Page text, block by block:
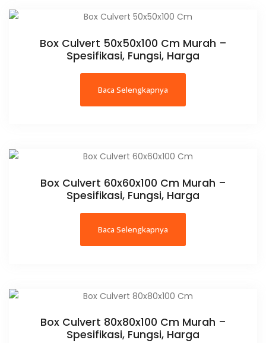
Box Culvert 50x50x100 Cm Murah –
Spesifikasi, Fungsi, Harga
Baca Selengkapnya
Box Culvert 60x60x100 Cm Murah –
Spesifikasi, Fungsi, Harga
Baca Selengkapnya
Box Culvert 80x80x100 Cm Murah –
Spesifikasi, Fungsi, Harga